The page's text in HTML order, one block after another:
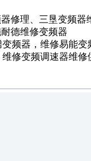
修理、三垦变频器
德维修变频器
频器，维修易能
修变频调速器维